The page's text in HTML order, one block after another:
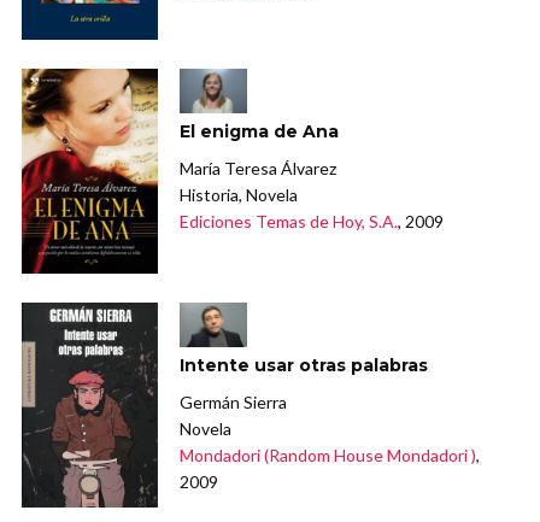
El enigma de Ana
María Teresa Álvarez
Historia, Novela
Ediciones Temas de Hoy, S.A., 2009
Intente usar otras palabras
Germán Sierra
Novela
Mondadori (Random House Mondadori ),
2009